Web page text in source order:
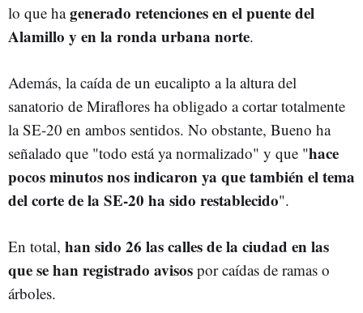
lo que hagenerado retenciones en el puente del
Alamillo y en la ronda urbana norte.
Además, la caída de un eucalipto a la altura del
sanatorio de Miraflores ha obligado a cortar totalmente
la SE-20 en ambos sentidos. No obstante, Bueno ha
señalado que "todo está ya normalizado" y que "hace
pocos minutos nos indicaron ya que también el tema
del corte de la SE-20 ha sido restablecido".
En total, han sido 26 las calles de la ciudad en las
que se han registrado avisos por caídas de ramas o
árboles.